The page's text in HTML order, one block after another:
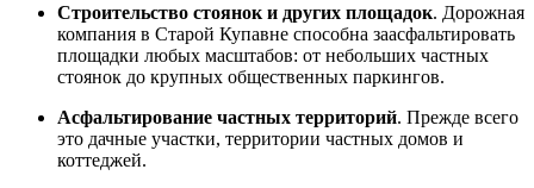
Строительство стоянок и других площадок. Дорожная
компания в Старой Купавне способна заасфальтировать
площадки любых масштабов: от небольших частных
стоянок до крупных общественных паркингов.
Асфальтирование частных территорий. Прежде всего
это дачные участки, территории частных домов и
коттеджей.